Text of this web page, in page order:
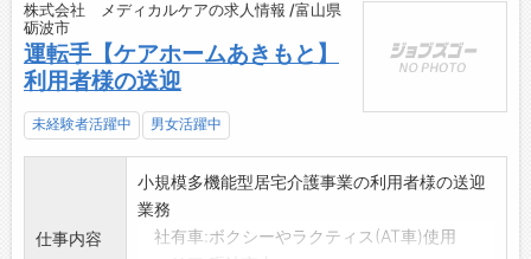
株式会社 メディカルケアの求人情報 /富山県
砺波市
運転手【ケアホームあきもと】
利用者様の送迎
未経験者活躍中 男女活躍中
仕事内容
小規模多機能型居宅介護事業の利用者様の送迎
業務
社有車:ボクシーやラクティス(AT車)使用